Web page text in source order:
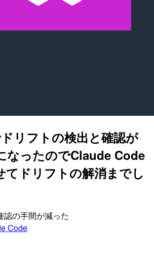
リフトの検出と確認が
なったのでClaude Code
てドリフトの解消までし
認の手間が減った
Code